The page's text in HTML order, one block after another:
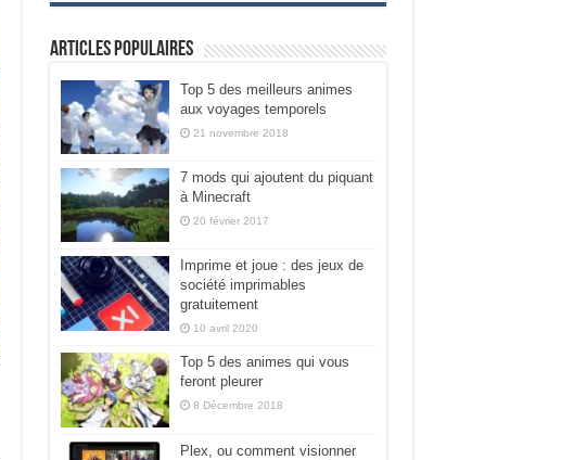
Articles populaires
Top 5 des meilleurs animes
aux voyages temporels
21 novembre 2018
7 mods qui ajoutent du piquant
à Minecraft
20 février 2017
Imprime et joue : des jeux de
société imprimables
gratuitement
10 avril 2020
Top 5 des animes qui vous
feront pleurer
8 Décembre 2018
Plex, ou comment visionner